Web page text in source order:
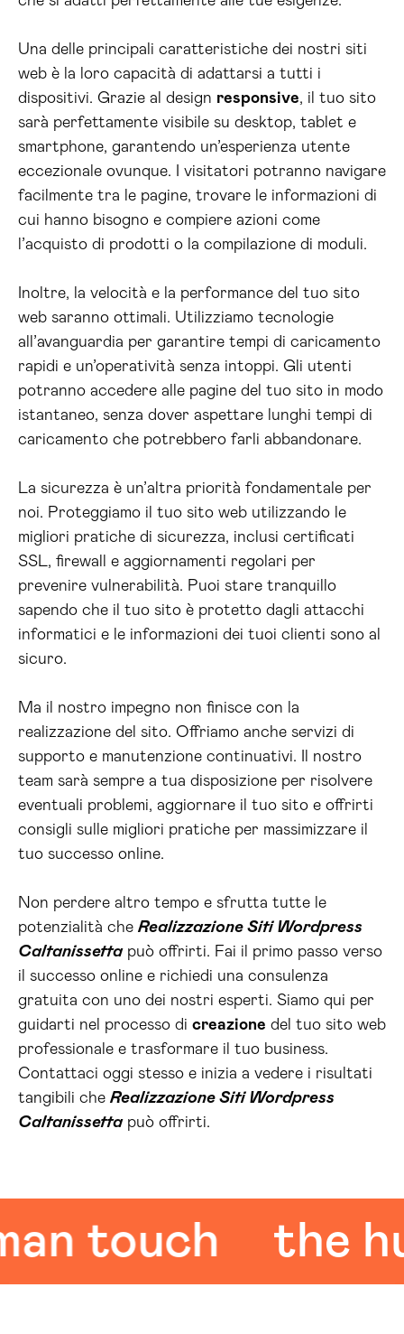
Una delle principali caratteristiche dei nostri siti
web è la loro capacità di adattarsi a tutti i
dispositivi. Grazie al design responsive, il tuo sito
sarà perfettamente visibile su desktop, tablet e
smartphone, garantendo un’esperienza utente
eccezionale ovunque. I visitatori potranno navigare
facilmente tra le pagine, trovare le informazioni di
cui hanno bisogno e compiere azioni come
l’acquisto di prodotti o la compilazione di moduli.
Inoltre, la velocità e la performance del tuo sito
web saranno ottimali. Utilizziamo tecnologie
all’avanguardia per garantire tempi di caricamento
rapidi e un’operatività senza intoppi. Gli utenti
potranno accedere alle pagine del tuo sito in modo
istantaneo, senza dover aspettare lunghi tempi di
caricamento che potrebbero farli abbandonare.
La sicurezza è un’altra priorità fondamentale per
noi. Proteggiamo il tuo sito web utilizzando le
migliori pratiche di sicurezza, inclusi certificati
SSL, firewall e aggiornamenti regolari per
prevenire vulnerabilità. Puoi stare tranquillo
sapendo che il tuo sito è protetto dagli attacchi
informatici e le informazioni dei tuoi clienti sono al
sicuro.
Ma il nostro impegno non finisce con la
realizzazione del sito. Offriamo anche servizi di
supporto e manutenzione continuativi. Il nostro
team sarà sempre a tua disposizione per risolvere
eventuali problemi, aggiornare il tuo sito e offrirti
consigli sulle migliori pratiche per massimizzare il
tuo successo online.
Non perdere altro tempo e sfrutta tutte le
potenzialità che Realizzazione Siti Wordpress
Caltanissettapuò offrirti. Fai il primo passo verso
il successo online e richiedi una consulenza
gratuita con uno dei nostri esperti. Siamo qui per
guidarti nel processo di creazione del tuo sito web
professionale e trasformare il tuo business.
Contattaci oggi stesso e inizia a vedere i risultati
tangibili che Realizzazione Siti Wordpress
Caltanissettapuò offrirti.
touch the